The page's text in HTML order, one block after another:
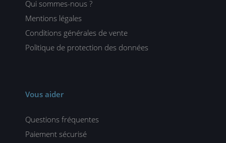
Qui sommes-nous ?
Mentions légales
Conditions générales de vente
Politique de protection des données
Vous aider
Questions fréquentes
Paiement sécurisé